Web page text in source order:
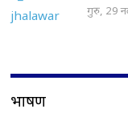
गुरु, 29
भाषण